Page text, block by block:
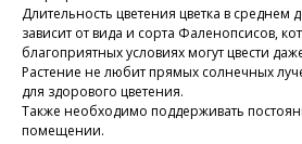
Длительность цветения цветка в среднем
зависит от вида и сорта Фаленопсисов,
благоприятных условиях могут цвести
Растение не любит прямых солнечных
для здорового цветения.
Также необходимо поддерживать
помещении.